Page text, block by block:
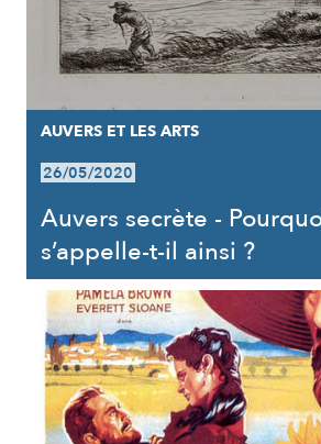
AUVERS ET LES ARTS
26/05/2020
Auvers secrète -
s’appelle-t-il ainsi ?